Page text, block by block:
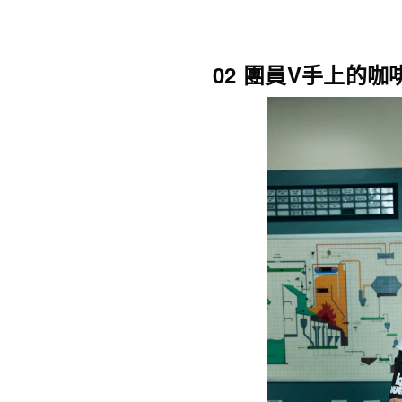
02 團員V手上的咖